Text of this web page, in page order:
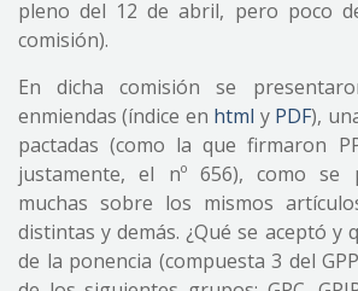
pleno del 12 de abril, pero poco
comisión).
En dicha comisión se
enmiendas (índice en html y PDF),
pactadas (como la que firmaron
justamente, el nº 656), como se
muchas sobre los mismos
distintas y demás. ¿Qué se aceptó y
de la ponencia (compuesta 3 del